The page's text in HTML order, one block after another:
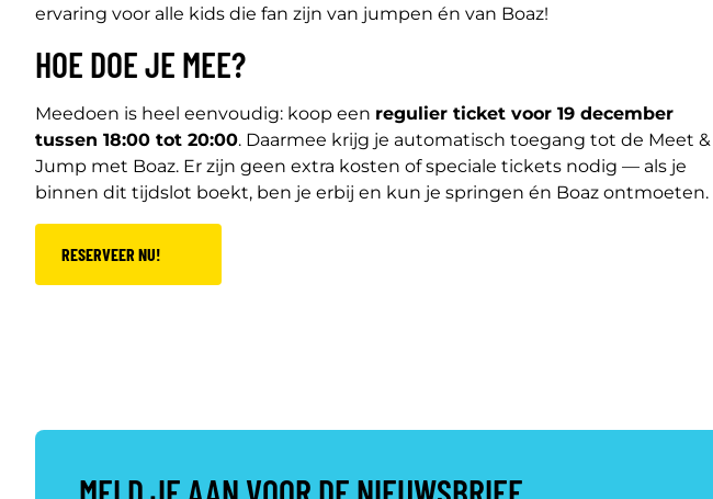
ervaring voor alle kids die fan zijn van jumpen én van Boaz!
HOE DOE JE MEE?
Meedoen is heel eenvoudig: koop een regulier ticket voor 19 december
tussen 18:00 tot 20:00. Daarmee krijg je automatisch toegang tot de Meet &
Jump met Boaz. Er zijn geen extra kosten of speciale tickets nodig — als je
binnen dit tijdslot boekt, ben je erbij en kun je springen én Boaz ontmoeten.
RESERVEER NU!